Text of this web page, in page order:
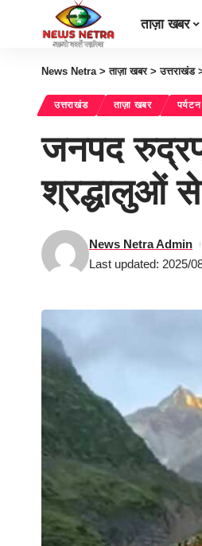
ताज़ा खबर
News Netra>ताज़ा खबर>उत्तराखंड
उत्तराखंड ताज़ा खबर पर्यटन
जनपद
श्रद्धालुओं
Last updated: 2025/
News Netra Admin